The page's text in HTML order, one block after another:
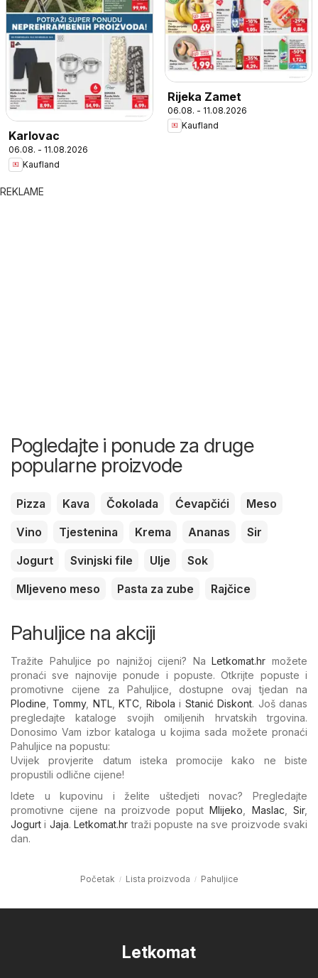
Karlovac
06.08. - 11.08.2026
Kaufland
Rijeka Zamet
06.08. - 11.08.2026
Kaufland
REKLAME
Pogledajte i ponude za druge
popularne proizvode
Pizza Kava Čokolada Ćevapčići
Meso
Vino
Tjestenina Krema Ananas
Sir
Jogurt
Svinjski file Ulje
Sok
Mljeveno meso
Pasta za zube Rajčice
Pahuljice na akciji
Tražite Pahuljice po najnižoj cijeni? NaLetkomat.hr možete
pronaći sve najnovije ponude i popuste. Otkrijte popuste i
promotivne cijene za Pahuljice, dostupne ovaj tjedan na
Plodine
Tommy, NTL,KTC Ribola i Stanić Diskont. Još danas
pregledajte kataloge svojih omiljenih hrvatskih trgovina.
Donosimo Vam izbor kataloga u kojima sada možete pronaći
Pahuljice na popustu:
Uvijek provjerite datum isteka promocije kako ne biste
propustili odlične cijene!
Idete u kupovinu i želite uštedjeti novac? Pregledajte
promotivne cijene na proizvode poputMlijeko Maslac ,Sir,
Jogurt i Jaja.Letkomat.hr traži popuste na sve proizvode svaki
dan.
Početak Lista proizvoda Pahuljice
Letkomat